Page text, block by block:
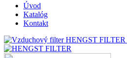
Úvod
Katalóg
Kontakt